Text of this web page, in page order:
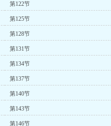
第122节
第125节
第128节
第131节
第134节
第137节
第140节
第143节
第146节